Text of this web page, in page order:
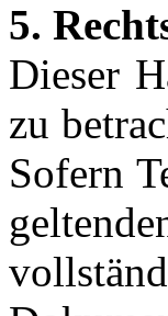
5.
Dieser
zu
Sofern